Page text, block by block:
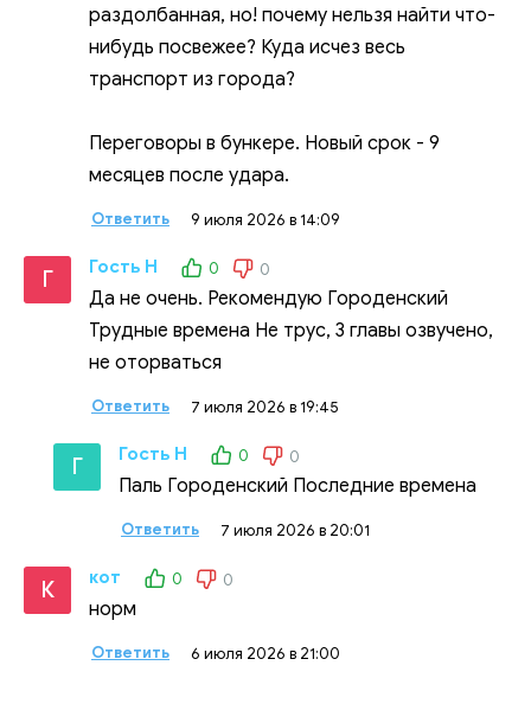
раздолбанная, но! почему нельзя найти что-
нибудь посвежее? Куда исчез весь
транспорт из города?
Переговоры в бункере. Новый срок - 9
месяцев после удара.
Ответить 9 июля 2026 в 14:09
Г Гость Н 0 0
Да не очень. Рекомендую Городенский
Трудные времена Не трус, 3 главы озвучено,
не оторваться
Ответить 7 июля 2026 в 19:45
Г Гость Н 0 0
Паль Городенский Последние времена
Ответить 7 июля 2026 в 20:01
К кот 0 0
норм
Ответить 6 июля 2026 в 21:00